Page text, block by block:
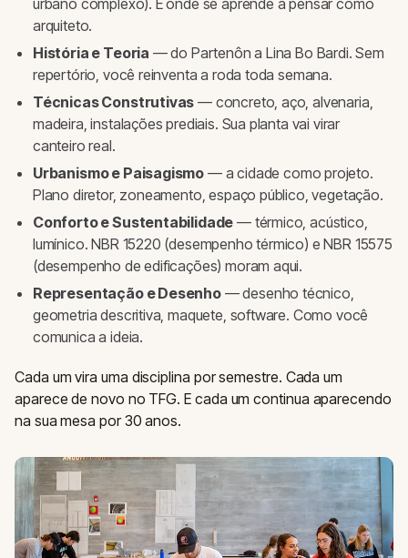
urbano complexo). É onde se aprende a pensar como
arquiteto.
História e Teoria — do Partenôn a Lina Bo Bardi. Sem
repertório, você reinventa a roda toda semana.
Técnicas Construtivas — concreto, aço, alvenaria,
madeira, instalações prediais. Sua planta vai virar
canteiro real.
Urbanismo e Paisagismo — a cidade como projeto.
Plano diretor, zoneamento, espaço público, vegetação.
Conforto e Sustentabilidade — térmico, acústico,
lumínico. NBR 15220 (desempenho térmico) e NBR 15575
(desempenho de edificações) moram aqui.
Representação e Desenho— desenho técnico,
geometria descritiva, maquete, software. Como você
comunica a ideia.
Cada um vira uma disciplina por semestre. Cada um
aparece de novo no TFG. E cada um continua aparecendo
na sua mesa por 30 anos.